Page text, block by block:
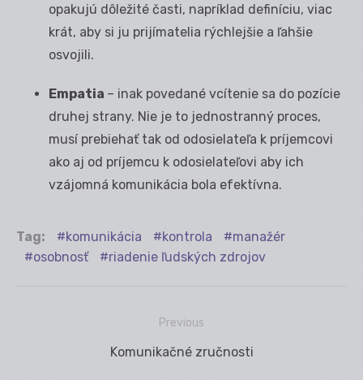
opakujú dôležité časti, napríklad definíciu, viac
krát, aby si ju prijímatelia rýchlejšie a ľahšie
osvojili.
Empatia – inak povedané vcítenie sa do pozície
druhej strany. Nie je to jednostranný proces,
musí prebiehať tak od odosielateľa k príjemcovi
ako aj od príjemcu k odosielateľovi aby ich
vzájomná komunikácia bola efektívna.
Tag: komunikácia kontrola
manažér
osobnosť
riadenie ľudských zdrojov
Previous
Previous
Komunikačné zručnosti